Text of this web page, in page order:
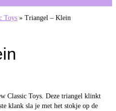
Toys » Triangel – Klein
Classic Toys. Deze triangel klinkt
klank sla je met het stokje op de